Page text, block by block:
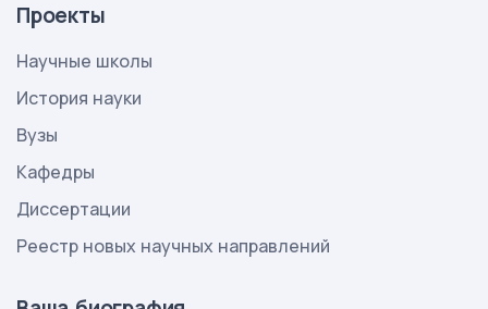
Проекты
Научные школы
История науки
Вузы
Кафедры
Диссертации
Реестр новых научных направлений